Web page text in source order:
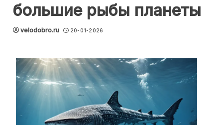
большие рыбы планеты
velodobro.ru 20-01-2026